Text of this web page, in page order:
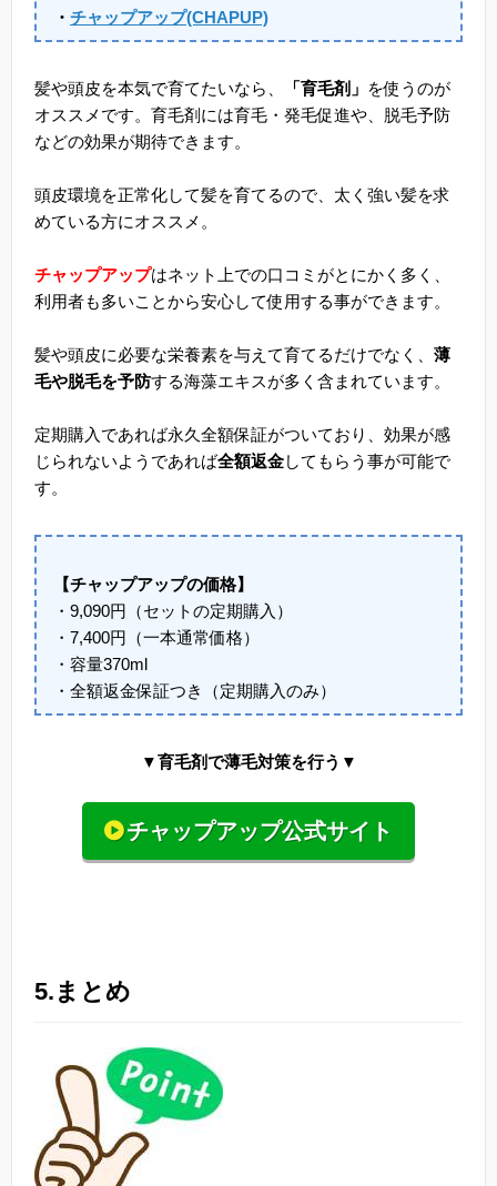
・ チャップアップ(CHAPUP)
髪や頭皮を本気で育てたいなら、 「育毛剤」 を使うのが
オススメです。育毛剤には育毛・発毛促進や、脱毛予防
などの効果が期待できます。
頭皮環境を正常化して髪を育てるので、太く強い髪を求
めている方にオススメ。
チャップアップはネット上での口コミがとにかく多く、
利用者も多いことから安心して使用する事ができます。
髪や頭皮に必要な栄養素を与えて育てるだけでなく、 薄
毛や脱毛を予防する海藻エキスが多く含まれています。
定期購入であれば永久全額保証がついており、効果が感
じられないようであれば全額返金してもらう事が可能で
す。
【チャップアップの価格】
・9,090円（セットの定期購入）
・7,400円（一本通常価格）
・容量370ml
・全額返金保証つき（定期購入のみ）
▼育毛剤で薄毛対策を行う▼
チャップアップ公式サイト
5.まとめ